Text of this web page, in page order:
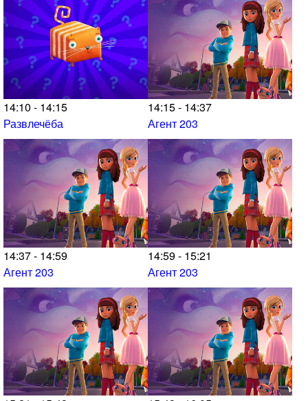
14:10 - 14:15
Развлечёба
14:15 - 14:37
Агент 203
14:37 - 14:59
Агент 203
14:59 - 15:21
Агент 203